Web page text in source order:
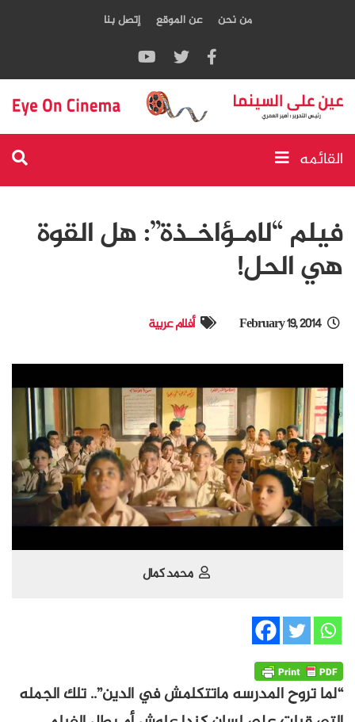
من نحن عن الموقع إتصل بنا
القائمه
فيلم “لامـؤاخـذة”: هل القوة
هي الحل!
February 19, 2014 أفلام عربية
محمد كمال
“لما تروح المدرسه ماتتكلمش في الدين”.. تلك الجمله